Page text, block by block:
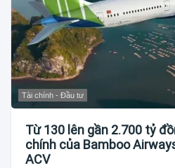
Tài chính - Đầu tư
Từ 130 lên gần 2.700 tỷ
chính của Bamboo
ACV